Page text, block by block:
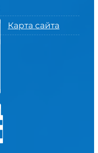
Карта сайта